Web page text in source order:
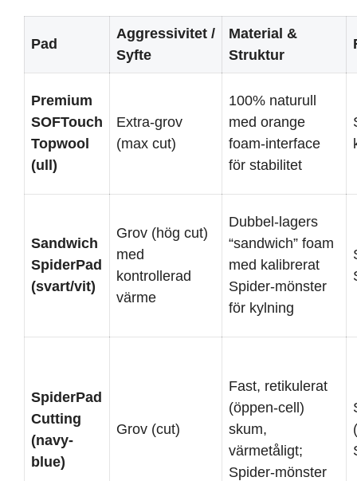
Pad
Aggressivitet /
Syfte
Material &
Struktur
Premium
SOFTouch
Topwool
(ull)
Extra-grov
(max cut)
100% naturull
med orange
foam-interface
för stabilitet
Sandwich
SpiderPad
(svart/vit)
Grov (hög cut)
med
kontrollerad
värme
Dubbel-lagers
“sandwich” foam
med kalibrerat
Spider-mönster
för kylning
SpiderPad
Cutting
(navy-
blue)
Grov (cut)
Fast, retikulerat
(öppen-cell)
skum,
värmetåligt;
Spider-mönster